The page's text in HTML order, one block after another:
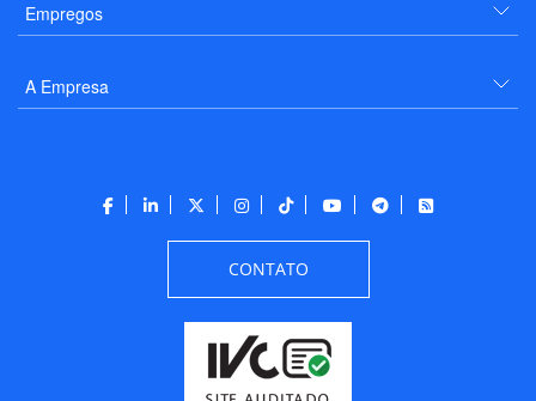
Empregos
A Empresa
CONTATO